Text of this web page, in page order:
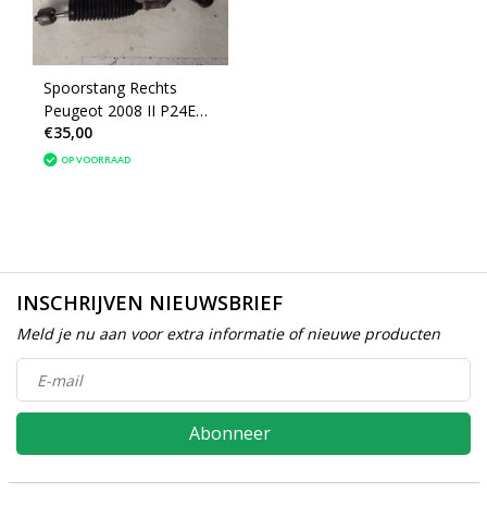
Spoorstang Rechts
Peugeot 2008 II P24E
(1673314580)
€35,00
OP VOORRAAD
INSCHRIJVEN NIEUWSBRIEF
Meld je nu aan voor extra informatie of nieuwe producten
Abonneer